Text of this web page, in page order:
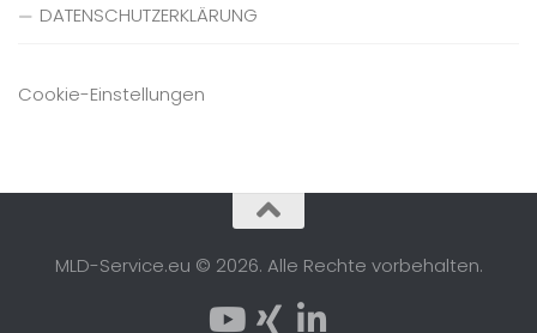
DATENSCHUTZERKLÄRUNG
Cookie-Einstellungen
MLD-Service.eu © 2026. Alle Rechte vorbehalten.